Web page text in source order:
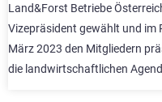
Land&Forst Betriebe
Vizepräsident gewählt und im
März 2023 den Mitgliedern
die landwirtschaftlichen